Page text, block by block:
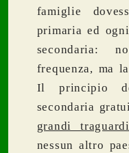
famiglie
primaria ed
secondaria:
frequenza, ma
Il principio
secondaria
grandi
nessun altro